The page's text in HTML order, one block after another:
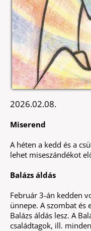
2026.02.08.
Miserend
A héten a kedd és a
lehet miseszándékot
Balázs áldás
Február 3-án kedden
ünnepe. A szombat és
Balázs áldás lesz. A
családtagok, ill.